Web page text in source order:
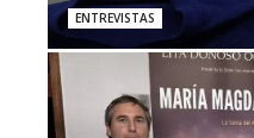
ENTREVISTAS